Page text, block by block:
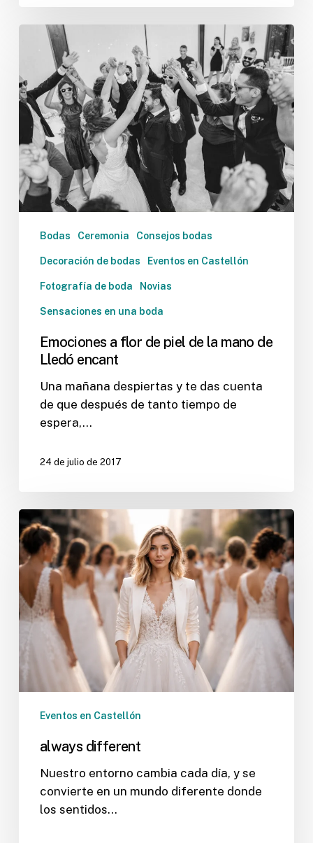
Emociones
de
piel
de
la
mano
de
Lledó
encant
Bodas Ceremonia Consejos bodas
Decoración de bodas Eventos en Castellón
Fotografía de boda Novias
Sensaciones en una boda
Emociones a flor de piel de la mano de
Lledó encant
Una mañana despiertas y te das cuenta
de que después de tanto tiempo de
espera,…
24 de julio de 2017
always
different
Eventos en Castellón
always different
Nuestro entorno cambia cada día, y se
convierte en un mundo diferente donde
los sentidos…